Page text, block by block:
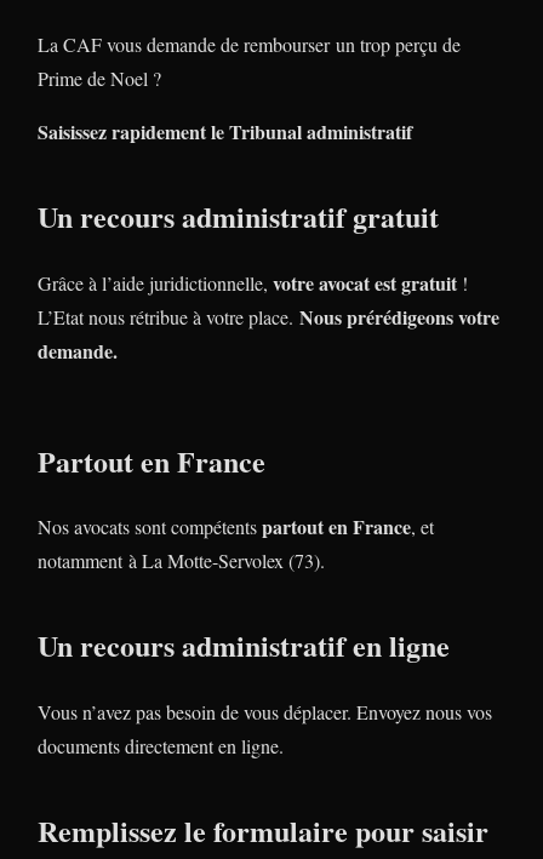
La CAF vous demande de rembourser un trop perçu de
Prime de Noel ?
Saisissez rapidement le Tribunal administratif
Un recours administratif gratuit
Grâce à l’aide juridictionnelle, votre avocat est gratuit !
L’Etat nous rétribue à votre place. Nous prérédigeons votre
demande.
Partout en France
Nos avocats sont compétentspartout en France, et
notamment à La Motte-Servolex (73).
Un recours administratif en ligne
Vous n’avez pas besoin de vous déplacer. Envoyez nous vos
documents directement en ligne.
Remplissez le formulaire pour saisir